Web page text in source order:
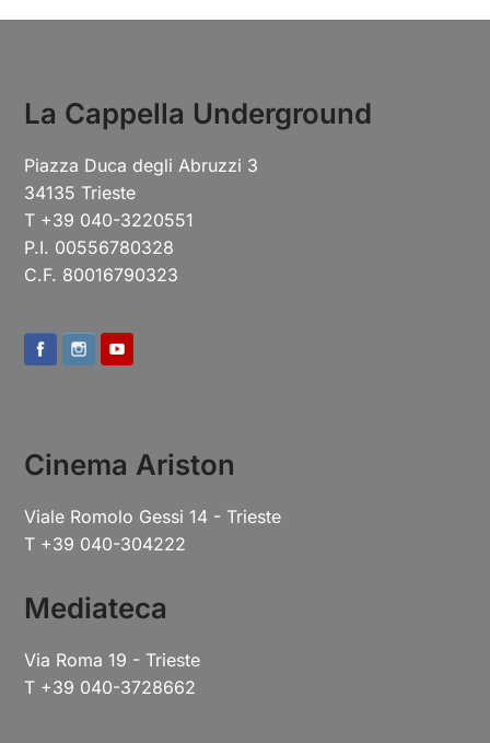
La Cappella Underground
Piazza Duca degli Abruzzi 3
34135 Trieste
T +39 040-3220551
P.I. 00556780328
C.F. 80016790323
Cinema Ariston
Viale Romolo Gessi 14 - Trieste
T +39 040-304222
Mediateca
Via Roma 19 - Trieste
T +39 040-3728662